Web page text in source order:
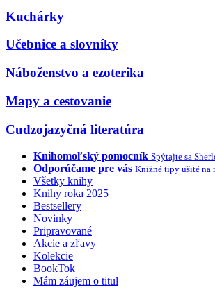
Kuchárky
Učebnice a slovníky
Náboženstvo a ezoterika
Mapy a cestovanie
Cudzojazyčná literatúra
Knihomoľský pomocník Spýtajte sa
Odporúčame pre vás Knižné tipy ušité na
Všetky knihy
Knihy roka 2025
Bestsellery
Novinky
Pripravované
Akcie a zľavy
Kolekcie
BookTok
Mám záujem o titul